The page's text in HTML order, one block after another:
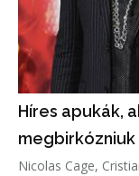
Híres apukák,
Nicolas Cage,